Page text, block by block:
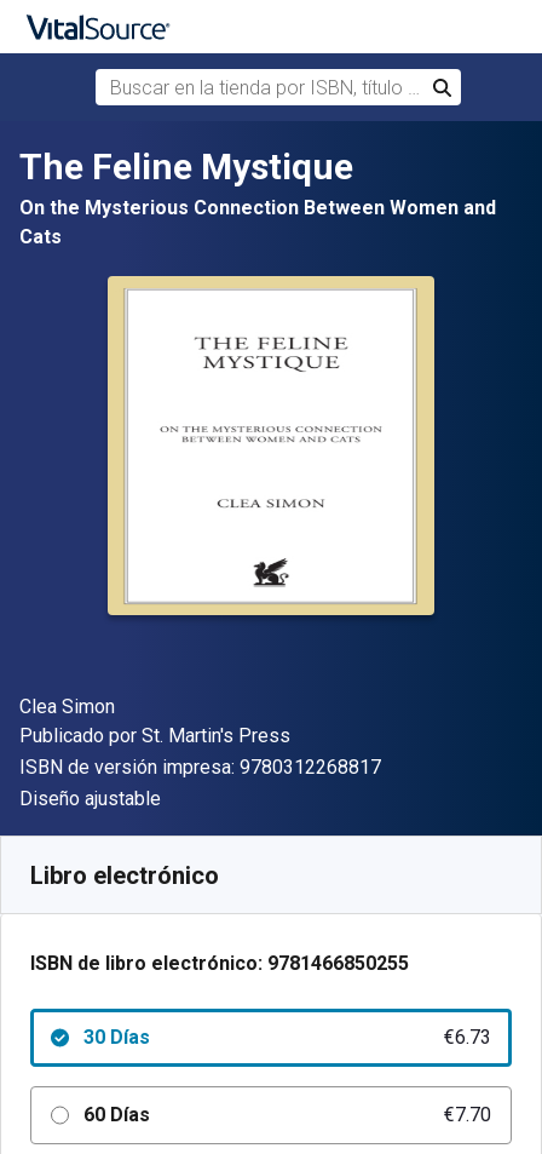
Saltar al contenido principal
Buscar en la tienda por ISBN, título o autor
Buscar
The Feline Mystique
On the Mysterious Connection Between Women and
Cats
Autor(es)
Clea Simon
Editorial
Publicado por St. Martin's Press
ISBN de versión impresa: 9780312268817"ISBN-13
Formato
Diseño ajustable
Libro electrónico
ISBN de libro electrónico: 9781466850255
30 Días €6.73
60 Días €7.70